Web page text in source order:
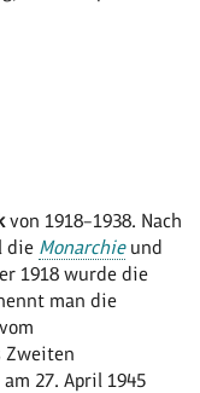
von 1918–1938. Nach
die Monarchieund
1918 wurde die
man die
Zweiten
27. April 1945